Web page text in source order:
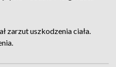
zarzut uszkodzenia ciała.